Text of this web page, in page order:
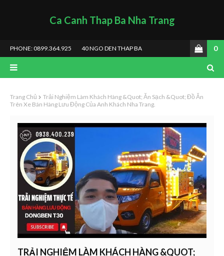
Ca Canh Thap Ba Nha Trang
PHONE: 0899.364.925 40 NGO DEN THAP BA 0
Trang Chủ
Trải Nghiệm Làm Khách Hàng &quot; Ăn Sạch &quot; Đồ Ăn
Trên Xe Bán Hàng Lưu Động Của Anh Khách Nha Trang.
TRẢI NGHIỆM LÀM KHÁCH HÀNG &QUOT;